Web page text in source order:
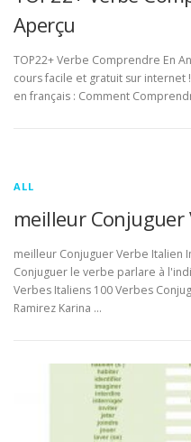
Aperçu
TOP22+ Verbe Comprendre En
cours facile et gratuit sur
en français : Comment
ALL
meilleur Conjuguer
meilleur Conjuguer Verbe Italien
Conjuguer le verbe parlare à
Verbes Italiens 100 Verbes
Ramirez Karina …